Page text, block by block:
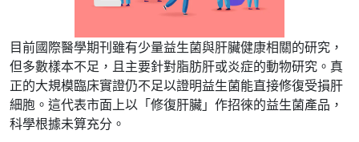
目前國際醫學期刊雖有少量益生菌與肝臟健康相關的研究，
但多數樣本不足，且主要針對脂肪肝或炎症的動物研究。真
正的大規模臨床實證仍不足以證明益生菌能直接修復受損肝
細胞。這代表市面上以「修復肝臟」作招徠的益生菌產品，
科學根據未算充分。